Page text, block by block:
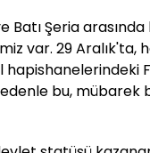
Batı Şeria
var. 29 Aralık'ta,
hapishanelerindeki
bu, mübarek